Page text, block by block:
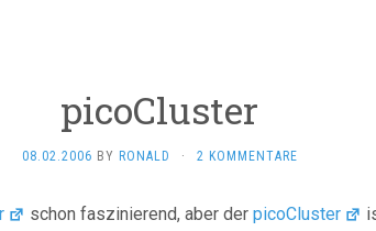
picoCluster
08.02.2006 BY RONALD · 2 KOMMENTARE
schon faszinierend, aber derpicoCluster